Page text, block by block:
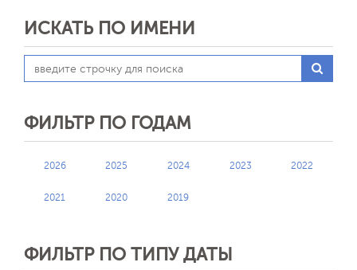
редакционного совета нашего журнала.
ИСКАТЬ ПО ИМЕНИ
ФИЛЬТР ПО ГОДАМ
2026 2025 2024 2023 2022
2021 2020 2019
ФИЛЬТР ПО ТИПУ ДАТЫ